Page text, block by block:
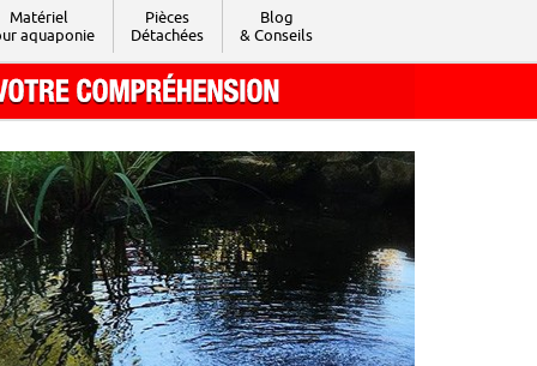
Tél. : 04 74 04 03 09
Fax : 04 74 69 74 05
Matériel
aquaponie
Pièces
Détachées
Blog
& Conseils